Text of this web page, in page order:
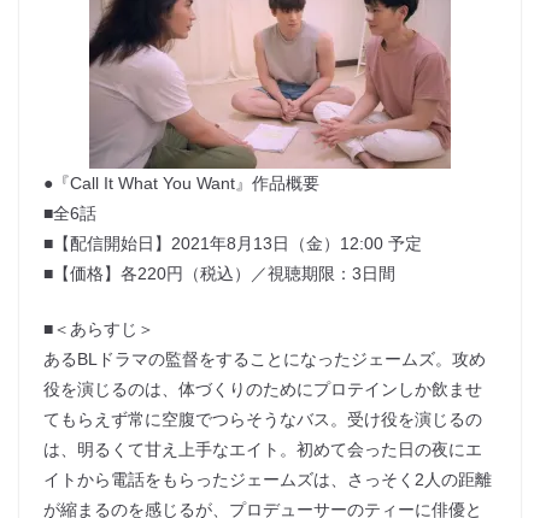
●『Call It What You Want』作品概要
■全6話
■【配信開始日】2021年8月13日（金）12:00 予定
■【価格】各220円（税込）／視聴期限：3日間
■＜あらすじ＞
あるBLドラマの監督をすることになったジェームズ。攻め
役を演じるのは、体づくりのためにプロテインしか飲ませ
てもらえず常に空腹でつらそうなバス。受け役を演じるの
は、明るくて甘え上手なエイト。初めて会った日の夜にエ
イトから電話をもらったジェームズは、さっそく2人の距離
が縮まるのを感じるが、プロデューサーのティーに俳優と